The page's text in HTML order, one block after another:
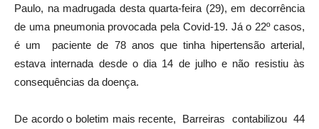
Paulo, na madrugada desta quarta-feira (29), em decorrência
de uma pneumonia provocada pela Covid-19. Já o 22º casos,
é um paciente de 78 anos que tinha hipertensão arterial,
estava internada desde o dia 14 de julho e não resistiu às
consequências da doença.
De acordo o boletim mais recente, Barreiras contabilizou 44